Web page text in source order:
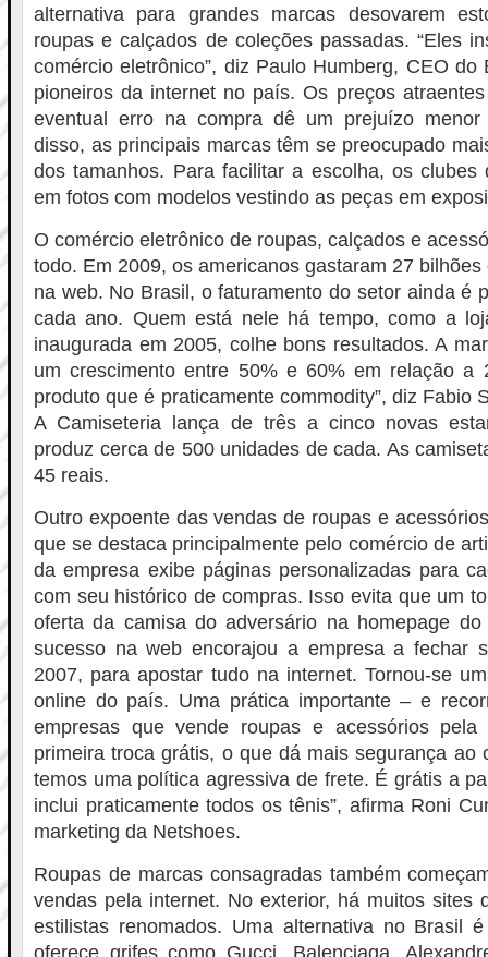
alternativa para grandes marcas desovarem
roupas e calçados de coleções passadas. “Eles
comércio eletrônico”, diz Paulo Humberg, CEO do
pioneiros da internet no país. Os preços
eventual erro na compra dê um prejuízo menor
disso, as principais marcas têm se preocupado
dos tamanhos. Para facilitar a escolha, os clubes
em fotos com modelos vestindo as peças em
O comércio eletrônico de roupas, calçados e
todo. Em 2009, os americanos gastaram 27
na web. No Brasil, o faturamento do setor ainda é
cada ano. Quem está nele há tempo, como a
inaugurada em 2005, colhe bons resultados. A
um crescimento entre 50% e 60% em relação a
produto que é praticamente commodity”, diz Fabio
A Camiseteria lança de três a cinco novas
produz cerca de 500 unidades de cada. As
45 reais.
Outro expoente das vendas de roupas e
que se destaca principalmente pelo comércio de
da empresa exibe páginas personalizadas para
com seu histórico de compras. Isso evita que um
oferta da camisa do adversário na homepage
sucesso na web encorajou a empresa a fechar
2007, para apostar tudo na internet. Tornou-se
online do país. Uma prática importante – e
empresas que vende roupas e acessórios
primeira troca grátis, o que dá mais segurança ao
temos uma política agressiva de frete. É grátis a
inclui praticamente todos os tênis”, afirma Roni
marketing da Netshoes.
Roupas de marcas consagradas também
vendas pela internet. No exterior, há muitos sites
estilistas renomados. Uma alternativa no Brasil
oferece grifes como Gucci, Balenciaga,